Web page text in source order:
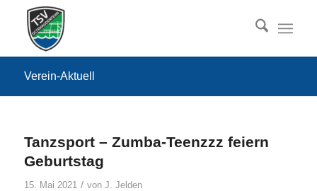
Verein-Aktuell
Tanzsport – Zumba-Teenzzz feiern
Geburtstag
15. Mai 2021 / von J. Jelden